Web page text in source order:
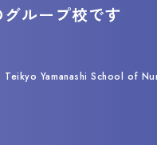
ループ校です
Yamanashi School of